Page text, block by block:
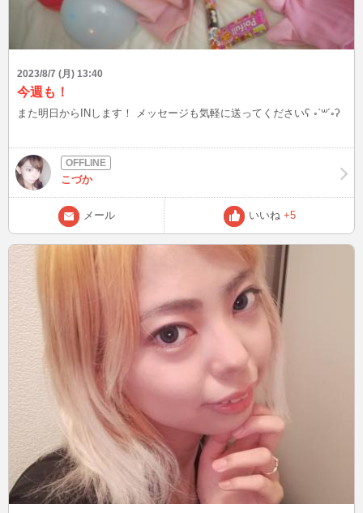
2023/8/7 (月) 13:40
今週も！
また明日からINします！ メッセージも気軽に送ってくださいʕ ◦`꒳´◦ʔ
こづか
メール いいね +5